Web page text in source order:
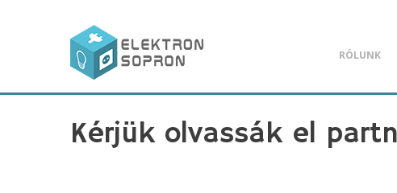
RÓLUNK
Kérjük olvassák el